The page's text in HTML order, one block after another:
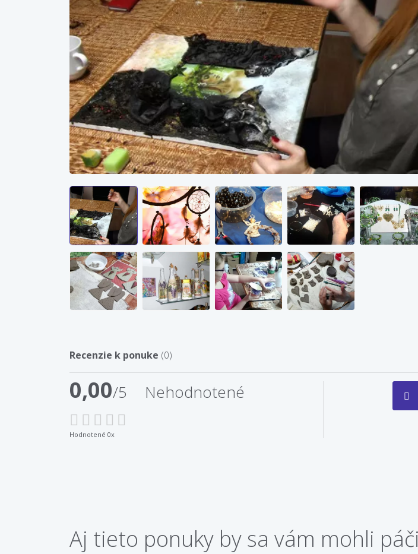
Recenzie k ponuke (0)
0,00/5 Nehodnotené
Hodnotené 0x
Aj tieto ponuky by sa vám mohli